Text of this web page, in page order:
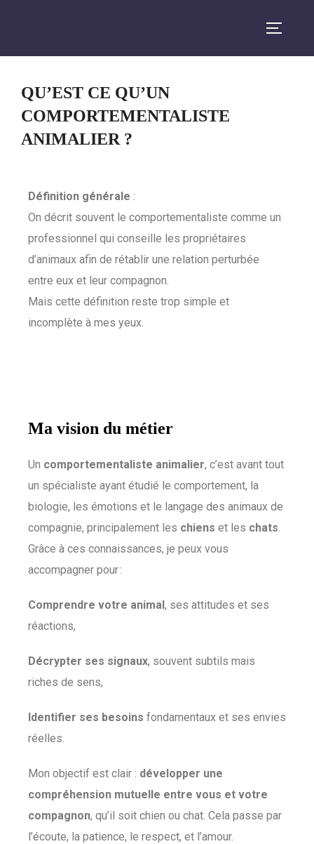
QU’EST CE QU’UN
COMPORTEMENTALISTE
ANIMALIER ?
Définition générale :
On décrit souvent le comportementaliste comme un
professionnel qui conseille les propriétaires
d’animaux afin de rétablir une relation perturbée
entre eux et leur compagnon.
Mais cette définition reste trop simple et
incomplète à mes yeux.
Ma vision du métier
Un comportementaliste animalier, c’est avant tout
un spécialiste ayant étudié le comportement, la
biologie, les émotions et le langage des animaux de
compagnie, principalement les chiens et les chats.
Grâce à ces connaissances, je peux vous
accompagner pour :
Comprendre votre animal, ses attitudes et ses
réactions,
Décrypter ses signaux, souvent subtils mais
riches de sens,
Identifier ses besoins fondamentaux et ses envies
réelles.
Mon objectif est clair : développer une
compréhension mutuelle entre vous et votre
compagnon, qu’il soit chien ou chat. Cela passe par
l’écoute, la patience, le respect, et l’amour.